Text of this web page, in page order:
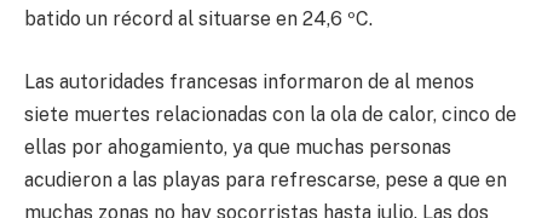
batido un récord al situarse en 24,6 ºC.
Las autoridades francesas informaron de al menos
siete muertes relacionadas con la ola de calor, cinco de
ellas por ahogamiento, ya que muchas personas
acudieron a las playas para refrescarse, pese a que en
muchas zonas no hay socorristas hasta julio. Las dos